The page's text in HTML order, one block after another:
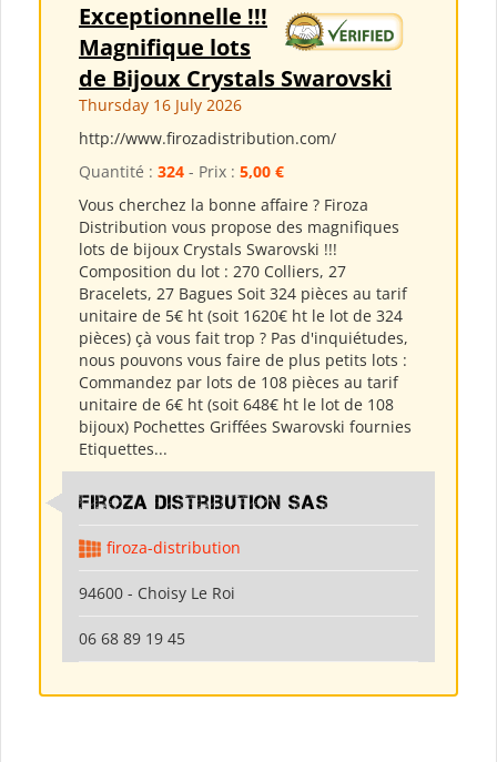
Exceptionnelle !!!
Magnifique lots
de Bijoux Crystals Swarovski
Thursday 16 July 2026
http://www.firozadistribution.com/
Quantité : 324 - Prix : 5,00 €
Vous cherchez la bonne affaire ? Firoza
Distribution vous propose des magnifiques
lots de bijoux Crystals Swarovski !!!
Composition du lot : 270 Colliers, 27
Bracelets, 27 Bagues Soit 324 pièces au tarif
unitaire de 5€ ht (soit 1620€ ht le lot de 324
pièces) çà vous fait trop ? Pas d'inquiétudes,
nous pouvons vous faire de plus petits lots :
Commandez par lots de 108 pièces au tarif
unitaire de 6€ ht (soit 648€ ht le lot de 108
bijoux) Pochettes Griffées Swarovski fournies
Etiquettes...
Firoza Distribution SAS
firoza-distribution
94600 - Choisy Le Roi
06 68 89 19 45